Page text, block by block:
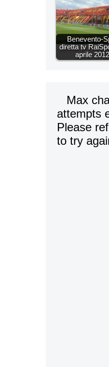
Benevento-
diretta tv
aprile 2012